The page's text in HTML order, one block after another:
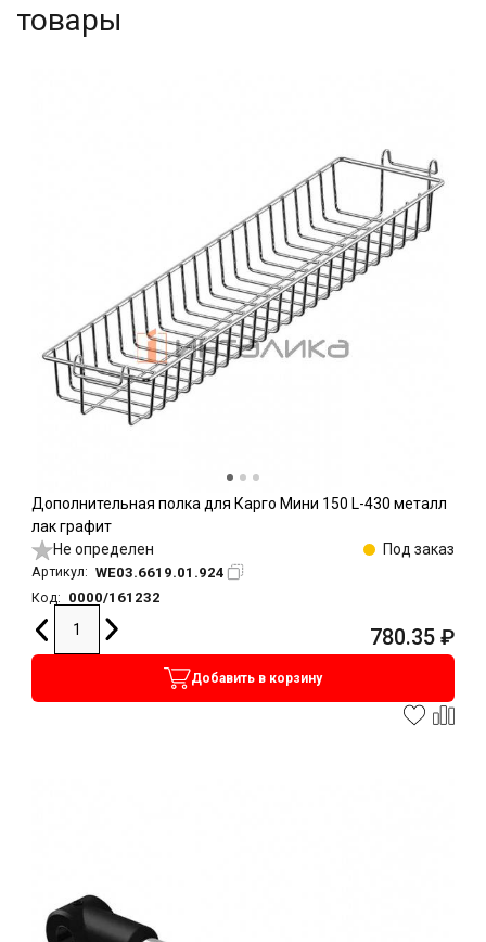
товары
Дополнительная полка для Карго Мини 150 L-430 металл
лак графит
Не определен
Под заказ
Артикул: WE03.6619.01.924
Код: 0000/161232
780.35 ₽
Добавить в корзину